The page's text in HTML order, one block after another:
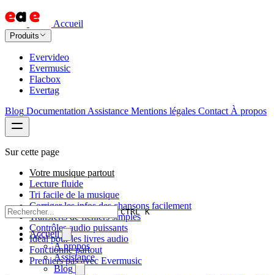
Accueil
Produits
Evervideo
Evermusic
Flacbox
Evertag
Blog Documentation Assistance Mentions légales Contact À propos
CTRL K
Accueil
À propos
Assistance
Blog
Sur cette page
Votre musique partout
Lecture fluide
Tri facile de la musique
Corriger les infos des chansons facilement
Transferts de fichiers simples
Contrôles audio puissants
Idéal pour les livres audio
Fonctionne partout
Premiers pas avec Evermusic